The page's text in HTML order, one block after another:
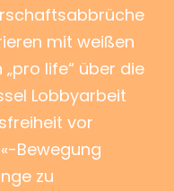
mit weißen
life“ über die
Lobbyarbeit
vor
Bewegung
zu